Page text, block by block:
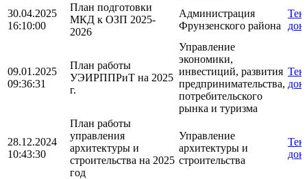
30.04.2025
16:10:00
План подготовки
МКД к ОЗП 2025-
2026
Администрация
Фрунзенского района
09.01.2025
09:36:31
План работы
УЭИРППРиТ на 2025
г.
Управление
экономики,
инвестиций, развития
предпринимательства,
потребительского
рынка и туризма
28.12.2024
10:43:30
План работы
управления
архитектуры и
строительства на 2025
год
Управление
архитектуры и
строительства